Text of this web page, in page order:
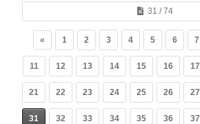
31 / 74
« 1 2 3 4 5 6 7
11 12 13 14 15 16 17
21 22 23 24 25 26 27
31 32 33 34 35 36 37